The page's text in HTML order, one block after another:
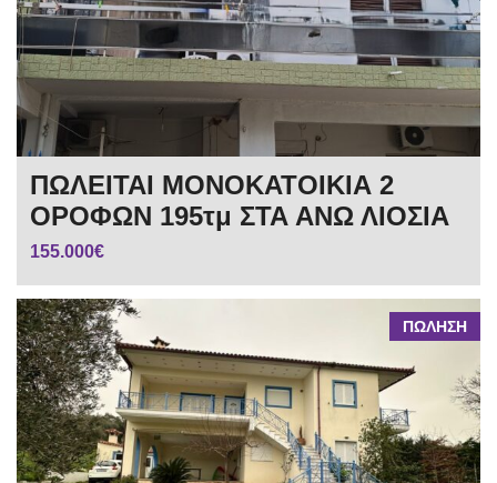
ΠΩΛΕΙΤΑΙ ΜΟΝΟΚΑΤΟΙΚΙΑ 2
ΟΡΟΦΩΝ 195τμ ΣΤΑ ΑΝΩ ΛΙΟΣΙΑ
155.000€
ΠΩΛΗΣΗ